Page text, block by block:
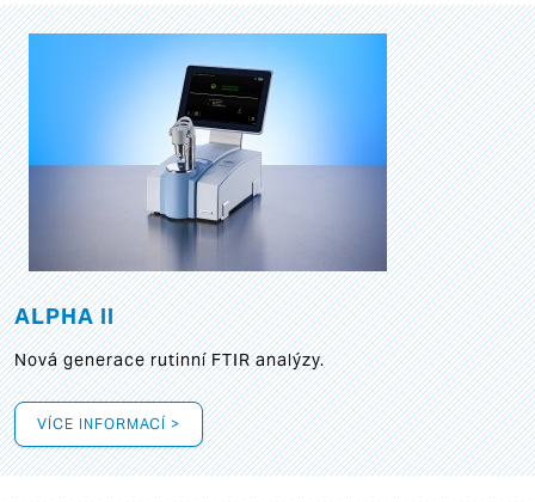
ALPHA II
Nová generace rutinní FTIR analýzy.
VÍCE INFORMACÍ >